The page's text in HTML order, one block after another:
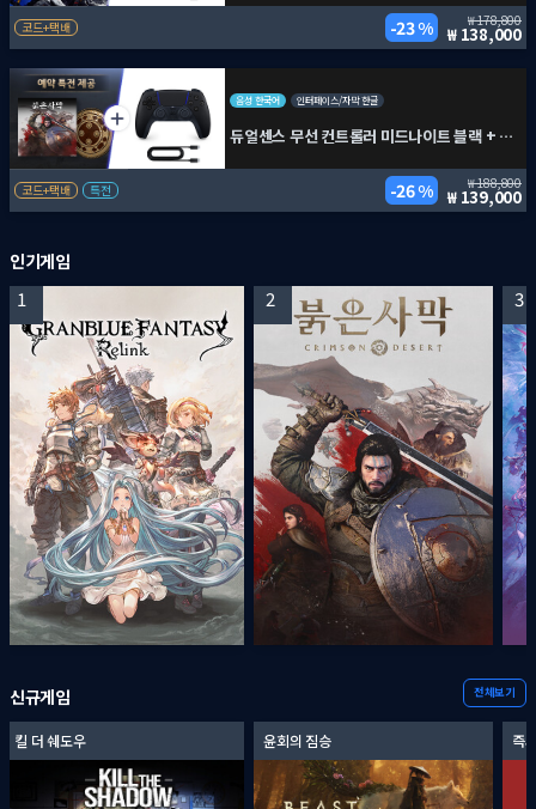
코드+택배 23 % 178,800
138,000
음성 한국어 인터페이스/자막 한글
듀얼센스 무선 컨트롤러 미드나이트 블랙 + PC용 USB 케이블 + 붉은사막
코드+택배 특전 26 % 188,800
139,000
인기게임
1 2 3
신규게임 전체보기
킬 더 쉐도우 윤회의 짐승 즉